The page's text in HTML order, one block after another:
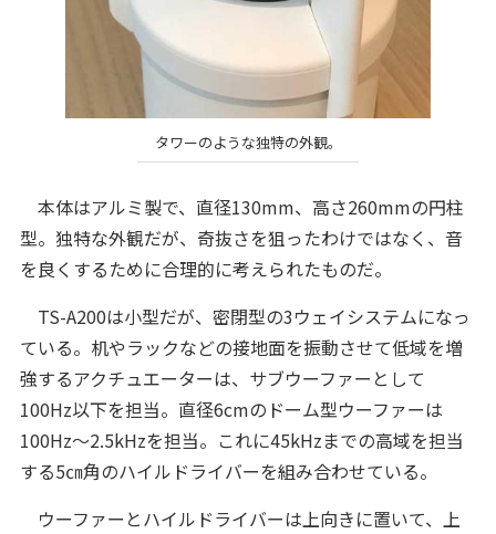
タワーのような独特の外観。
本体はアルミ製で、直径130mm、高さ260mmの円柱
型。独特な外観だが、奇抜さを狙ったわけではなく、音
を良くするために合理的に考えられたものだ。
TS-A200は小型だが、密閉型の3ウェイシステムになっ
ている。机やラックなどの接地面を振動させて低域を増
強するアクチュエーターは、サブウーファーとして
100Hz以下を担当。直径6cmのドーム型ウーファーは
100Hz～2.5kHzを担当。これに45kHzまでの高域を担当
する5㎝角のハイルドライバーを組み合わせている。
ウーファーとハイルドライバーは上向きに置いて、上